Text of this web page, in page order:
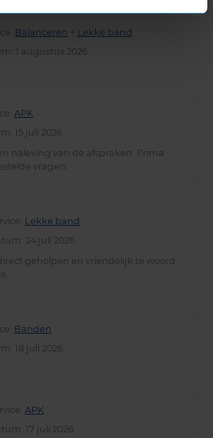
Balanceren + Lekke band
: 1 augustus 2026
APK
: 15 juli 2026
naleving van de afspraken. Prima
vragen.
Lekke band
: 24 juli 2026
geholpen en vriendelijk te woord
Banden
: 18 juli 2026
APK
: 17 juli 2026